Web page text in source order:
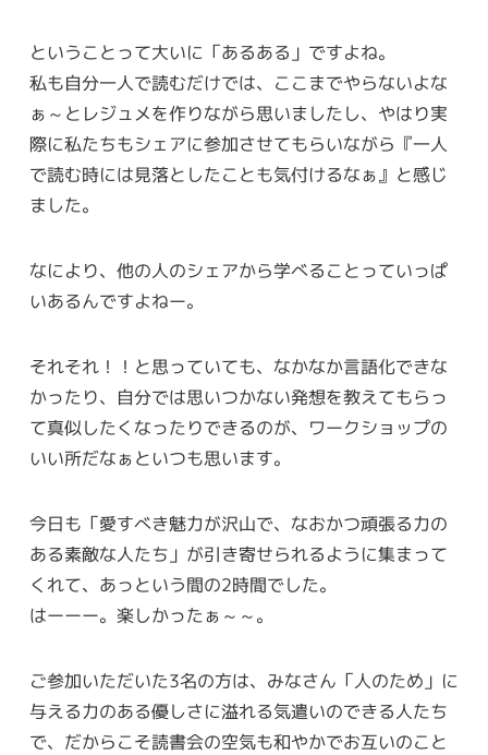
ということって大いに「あるある」ですよね。
私も自分一人で読むだけでは、ここまでやらないよな
ぁ～とレジュメを作りながら思いましたし、やはり実
際に私たちもシェアに参加させてもらいながら『一人
で読む時には見落としたことも気付けるなぁ』と感じ
ました。
なにより、他の人のシェアから学べることっていっぱ
いあるんですよねー。
それそれ！！と思っていても、なかなか言語化できな
かったり、自分では思いつかない発想を教えてもらっ
て真似したくなったりできるのが、ワークショップの
いい所だなぁといつも思います。
今日も「愛すべき魅力が沢山で、なおかつ頑張る力の
ある素敵な人たち」が引き寄せられるように集まって
くれて、あっという間の2時間でした。
はーーー。楽しかったぁ～～。
ご参加いただいた3名の方は、みなさん「人のため」に
与える力のある優しさに溢れる気遣いのできる人たち
で、だからこそ読書会の空気も和やかでお互いのこと